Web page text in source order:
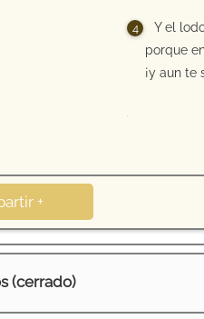
Y el
porque
¡y aun te
+
(cerrado)